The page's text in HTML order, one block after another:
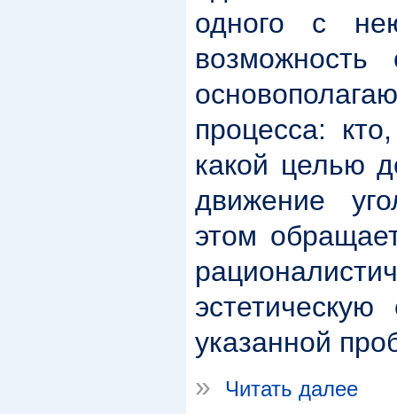
одного с
возможность
процесса:
какой целью
движение
этом
указанной
»
Читать далее